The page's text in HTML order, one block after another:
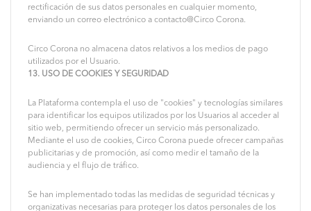
rectificación de sus datos personales en cualquier momento,
enviando un correo electrónico a contacto@Circo Corona.
Circo Corona no almacena datos relativos a los medios de pago
utilizados por el Usuario.
13. USO DE COOKIES Y SEGURIDAD
La Plataforma contempla el uso de "cookies" y tecnologías similares
para identificar los equipos utilizados por los Usuarios al acceder al
sitio web, permitiendo ofrecer un servicio más personalizado.
Mediante el uso de cookies, Circo Corona puede ofrecer campañas
publicitarias y de promoción, así como medir el tamaño de la
audiencia y el flujo de tráfico.
Se han implementado todas las medidas de seguridad técnicas y
organizativas necesarias para proteger los datos personales de los